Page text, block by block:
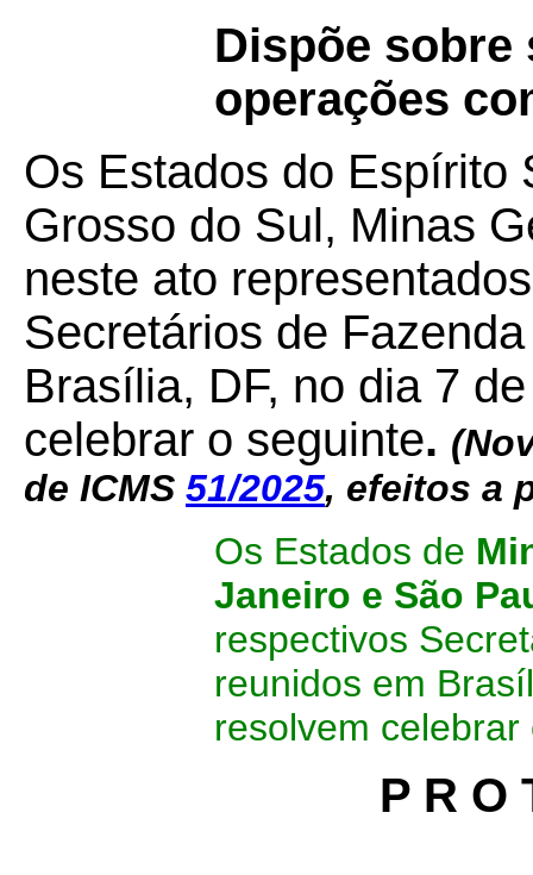
Dispõe
operações
Os Estados do Espírito
Grosso do Sul, Minas
neste ato
Secretários de
Brasília, DF, no dia 7
celebrar o seguinte.
de ICMS 51/2025, efeitos a
Os Estados de
Janeiro e São
respectivos
reunidos em
resolvem celebrar
P R O